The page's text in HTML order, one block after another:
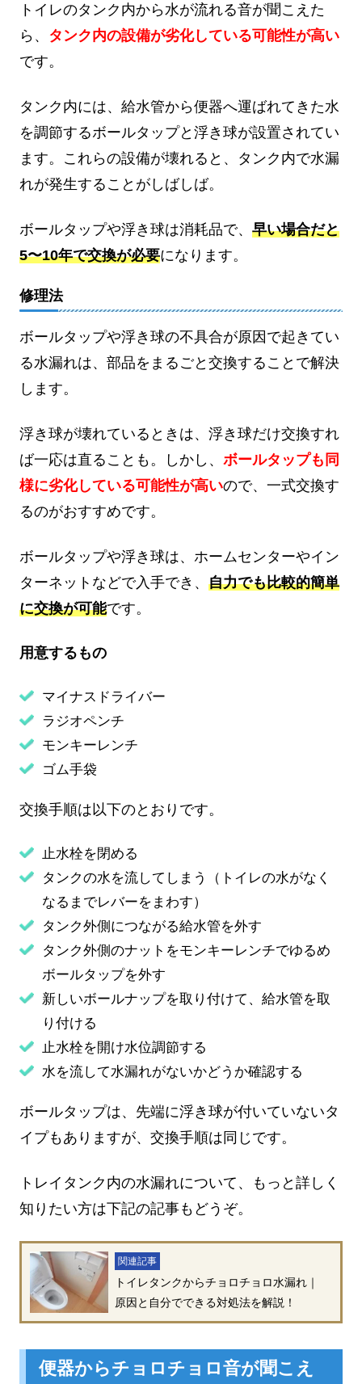
トイレのタンク内から水が流れる音が聞こえた
ら、 タンク内の設備が劣化している可能性が高い
です。
タンク内には、給水管から便器へ運ばれてきた水
を調節するボールタップと浮き球が設置されてい
ます。これらの設備が壊れると、タンク内で水漏
れが発生することがしばしば。
ボールタップや浮き球は消耗品で、 早い場合だと
5〜10年で交換が必要になります。
修理法
ボールタップや浮き球の不具合が原因で起きてい
る水漏れは、部品をまるごと交換することで解決
します。
浮き球が壊れているときは、浮き球だけ交換すれ
ば一応は直ることも。しかし、 ボールタップも同
様に劣化している可能性が高いので、一式交換す
るのがおすすめです。
ボールタップや浮き球は、ホームセンターやイン
ターネットなどで入手でき、 自力でも比較的簡単
に交換が可能です。
用意するもの
マイナスドライバー
ラジオペンチ
モンキーレンチ
ゴム手袋
交換手順は以下のとおりです。
止水栓を閉める
タンクの水を流してしまう（トイレの水がなく
なるまでレバーをまわす）
タンク外側につながる給水管を外す
タンク外側のナットをモンキーレンチでゆるめ
ボールタップを外す
新しいボールナップを取り付けて、給水管を取
り付ける
止水栓を開け水位調節する
水を流して水漏れがないかどうか確認する
ボールタップは、先端に浮き球が付いていないタ
イプもありますが、交換手順は同じです。
トレイタンク内の水漏れについて、もっと詳しく
知りたい方は下記の記事もどうぞ。
関連記事
トイレタンクからチョロチョロ水漏れ｜
原因と自分でできる対処法を解説！
便器からチョロチョロ音が聞こえ